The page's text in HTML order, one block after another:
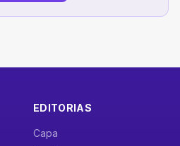
EDITORIAS
Capa